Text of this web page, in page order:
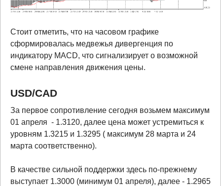
Стоит отметить, что на часовом графике
сформировалась медвежья дивергенция по
индикатору MACD, что сигнализирует о возможной
смене направления движения цены.
USD/CAD
За первое сопротивление сегодня возьмем максимум
01 апреля - 1.3120, далее цена может устремиться к
уровням 1.3215 и 1.3295 ( максимум 28 марта и 24
марта соответственно).
В качестве сильной поддержки здесь по-прежнему
выступает 1.3000 (минимум 01 апреля), далее - 1.2965